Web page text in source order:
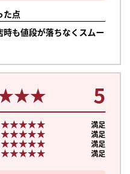
た点
も値段が落ちなくスムー
5
★★★★★
★★★★★
満足
★★★★★
★★★★★
満足
★★★★★
★★★★★
満足
★★★★★
★★★★★ 満足